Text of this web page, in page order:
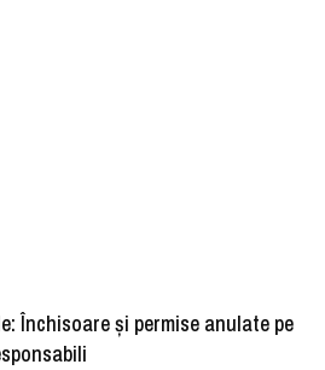
Închisoare și permise anulate pe